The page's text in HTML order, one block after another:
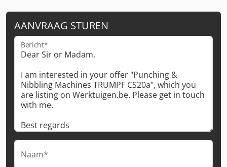
AANVRAAG STUREN
Bericht*
Naam*